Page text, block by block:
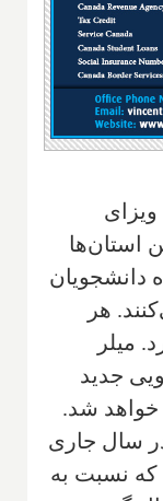
ویزای
استان‌ها
دانشجویان
هر
میلر
جدید
خواهد شد.
سال جاری
که نسبت به